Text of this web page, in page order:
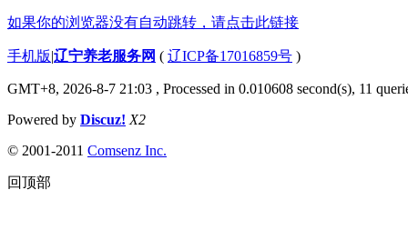
如果你的浏览器没有自动跳转，请点击此链接
手机版|辽宁养老服务网 ( 辽ICP备17016859号 )
GMT+8, 2026-8-7 21:03 , Processed in 0.010608 second(s), 11
Powered by Discuz! X2
© 2001-2011 Comsenz Inc.
回顶部